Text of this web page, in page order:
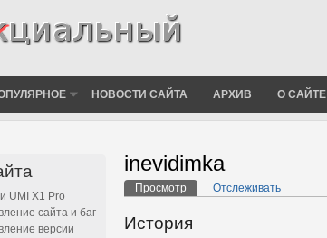
НОВОСТИ САЙТА АРХИВ О САЙТЕ
inevidimka
Главные вкладки
Просмотр (активная вкладка)
Отслеживать
История
UMI X1 Pro
сайта и баг
версии